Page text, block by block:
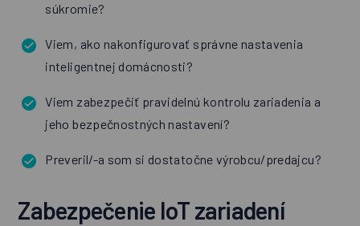
súkromie?
Viem, ako nakonfigurovať správne nastavenia
inteligentnej domácnosti?
Viem zabezpečiť pravidelnú kontrolu zariadenia a
jeho bezpečnostných nastavení?
Preveril/-a som si dostatočne výrobcu/predajcu?
Zabezpečenie IoT zariadení